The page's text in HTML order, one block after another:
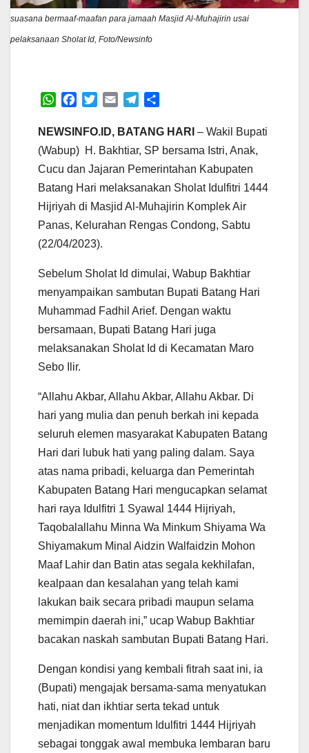
suasana bermaaf-maafan para jamaah Masjid Al-Muhajirin usai
pelaksanaan Sholat Id, Foto/Newsinfo
W
a
t
A
p
p
c
e
b
o
o
k
i
t
e
r
a
i
l
r
a
m
a
NEWSINFO.ID, BATANG HARI – Wakil Bupati
(Wabup) H. Bakhtiar, SP bersama Istri, Anak,
Cucu dan Jajaran Pemerintahan Kabupaten
Batang Hari melaksanakan Sholat Idulfitri 1444
Hijriyah di Masjid Al-Muhajirin Komplek Air
Panas, Kelurahan Rengas Condong, Sabtu
(22/04/2023).
Sebelum Sholat Id dimulai, Wabup Bakhtiar
menyampaikan sambutan Bupati Batang Hari
Muhammad Fadhil Arief. Dengan waktu
bersamaan, Bupati Batang Hari juga
melaksanakan Sholat Id di Kecamatan Maro
Sebo Ilir.
“Allahu Akbar, Allahu Akbar, Allahu Akbar. Di
hari yang mulia dan penuh berkah ini kepada
seluruh elemen masyarakat Kabupaten Batang
Hari dari lubuk hati yang paling dalam. Saya
atas nama pribadi, keluarga dan Pemerintah
Kabupaten Batang Hari mengucapkan selamat
hari raya Idulfitri 1 Syawal 1444 Hijriyah,
Taqobalallahu Minna Wa Minkum Shiyama Wa
Shiyamakum Minal Aidzin Walfaidzin Mohon
Maaf Lahir dan Batin atas segala kekhilafan,
kealpaan dan kesalahan yang telah kami
lakukan baik secara pribadi maupun selama
memimpin daerah ini,” ucap Wabup Bakhtiar
bacakan naskah sambutan Bupati Batang Hari.
Dengan kondisi yang kembali fitrah saat ini, ia
(Bupati) mengajak bersama-sama menyatukan
hati, niat dan ikhtiar serta tekad untuk
menjadikan momentum Idulfitri 1444 Hijriyah
sebagai tonggak awal membuka lembaran baru